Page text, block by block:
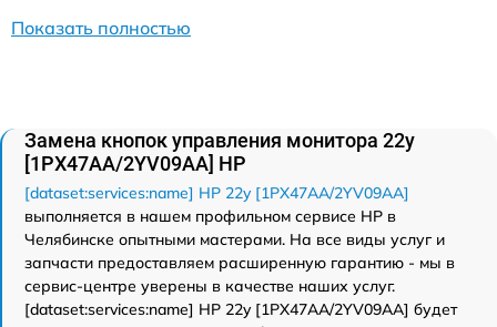
Показать полностью
Замена кнопок управления монитора 22y
[1PX47AA/2YV09AA] HP
[dataset:services:name] HP 22y [1PX47AA/2YV09AA]
выполняется в нашем профильном сервисе HP в
Челябинске опытными мастерами. На все виды услуг и
запчасти предоставляем расширенную гарантию - мы в
сервис-центре уверены в качестве наших услуг.
[dataset:services:name] HP 22y [1PX47AA/2YV09AA] будет